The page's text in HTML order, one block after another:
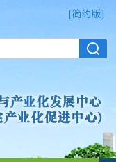
[简约版]